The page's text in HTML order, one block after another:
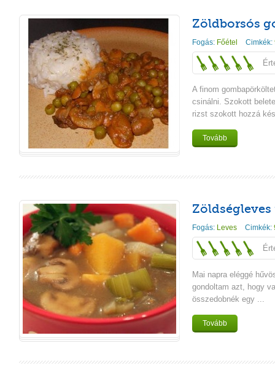
Zöldborsós
Fogás: Főétel Cimkék:
A finom
csinálni. Szokott
rizst szokott hozzá
Tovább
Zöldségleves
Fogás: Leves Cimkék:
Mai napra eléggé
gondoltam azt, hogy
összedobnék egy ...
Tovább